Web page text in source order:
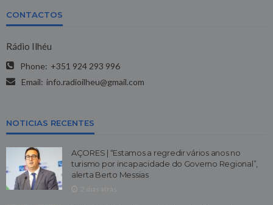
CONTACTOS
Rádio Ilhéu
Phone: +351 924 293 996
Email: info.radioilheu@gmail.com
NOTICIAS RECENTES
AÇORES | “Estamos a regredir vários anos no
turismo por incapacidade do Governo Regional”,
alerta Berto Messias